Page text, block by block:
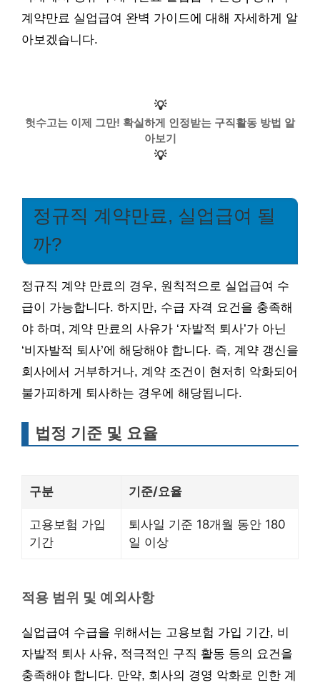
계약만료 실업급여 완벽 가이드에 대해 자세하게 알
아보겠습니다.
💡
헛수고는 이제 그만! 확실하게 인정받는 구직활동 방법 알
아보기
💡
정규직 계약만료, 실업급여 될
까?
정규직 계약 만료의 경우, 원칙적으로 실업급여 수
급이 가능합니다. 하지만, 수급 자격 요건을 충족해
야 하며, 계약 만료의 사유가 ‘자발적 퇴사’가 아닌
‘비자발적 퇴사’에 해당해야 합니다. 즉, 계약 갱신을
회사에서 거부하거나, 계약 조건이 현저히 악화되어
불가피하게 퇴사하는 경우에 해당됩니다.
법정 기준 및 요율
구분 기준/요율
고용보험 가입
기간
퇴사일 기준 18개월 동안 180
일 이상
적용 범위 및 예외사항
실업급여 수급을 위해서는 고용보험 가입 기간, 비
자발적 퇴사 사유, 적극적인 구직 활동 등의 요건을
충족해야 합니다. 만약, 회사의 경영 악화로 인한 계